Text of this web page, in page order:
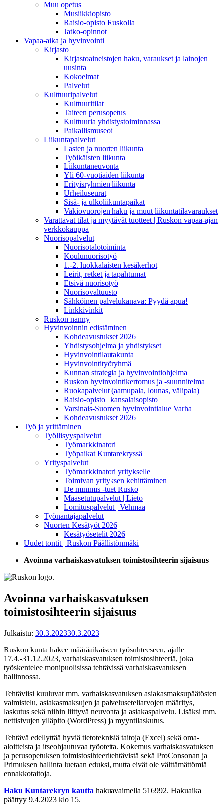
Muu opetus
Musiikkiopisto
Raisio-opisto Ruskolla
Jatko-opinnot
Vapaa-aika ja hyvinvointi
Kirjasto
Kirjastoaineistojen haku, varaukset ja lainojen
uusinta
Kokoelmat
Palvelut
Kulttuuripalvelut
Kulttuuritilat
Taiteen perusopetus
Kulttuuria yhdistystoiminnassa
Paikallismuseot
Liikuntapalvelut
Lasten ja nuorten liikunta
Työikäisten liikunta
Liikuntaneuvonta
Yli 60-vuotiaiden liikunta
Erityisryhmien liikunta
Urheiluseurat
Sisä- ja ulkoliikuntapaikat
Vakiovuorojen haku ja muut liikuntatilavaraukset
Varattavat tilat ja myytävät tuotteet | Ruskon vapaa-ajan
verkkokauppa
Nuorisopalvelut
Nuorisotalotoiminta
Koulunuorisotyö
1.-2. luokkalaisten kesäkerhot
Leirit, retket ja tapahtumat
Etsivä nuorisotyö
Nuorisovaltuusto
Sähköinen palvelukanava: Pyydä apua!
Linkkivinkit
Ruskon nanny
Hyvinvoinnin edistäminen
Kohdeavustukset 2026
Yhdistysohjelma ja yhdistykset
Hyvinvointilautakunta
Hyvinvointityöryhmä
Kunnan strategia ja hyvinvointiohjelma
Ruskon hyvinvointikertomus ja -suunnitelma
Ruokapalvelut (aamupala, lounas, välipala)
Raisio-opisto | kansalaisopisto
Varsinais-Suomen hyvinvointialue Varha
Kohdeavustukset 2026
Työ ja yrittäminen
Työllisyyspalvelut
Työmarkkinatori
Työpaikat Kuntarekryssä
Yrityspalvelut
Työmarkkinatori yritykselle
Toimivan yrityksen kehittäminen
De minimis -tuet Rusko
Maasetutupalvelut | Lieto
Lomituspalvelut | Vehmaa
Työnantajapalvelut
Nuorten Kesätyöt 2026
Kesätyösetelit 2026
Uudet tontit | Ruskon Päällistönmäki
Avoinna varhaiskasvatuksen toimistosihteerin sijaisuus
Avoinna varhaiskasvatuksen
toimistosihteerin sijaisuus
Julkaistu: 30.3.202330.3.2023
Ruskon kunta hakee määräaikaiseen työsuhteeseen, ajalle
17.4.-31.12.2023, varhaiskasvatuksen toimistosihteeriä, joka
työskentelee monipuolisissa tehtävissä varhaiskasvatuksen
hallinnossa.
Tehtäviisi kuuluvat mm. varhaiskasvatuksen asiakasmaksupäätösten
valmistelu, asiakasmaksujen ja palveluseteliarvojen määritys,
laskutus sekä niihin liittyvä neuvonta ja asiakaspalvelu. Lisäksi mm.
nettisivujen ylläpito (WordPress) ja myyntilaskutus.
Tehtävä edellyttää hyviä tietoteknisiä taitoja (Excel) sekä oma-
aloitteista ja itseohjautuvaa työotetta. Kokemus varhaiskasvatuksen
ja perusopetuksen toimistosihteeritehtävistä sekä ProConsonan ja
Primuksen hallinta luetaan eduksi, mutta eivät ole välttämättömiä
ennakkotaitoja.
Haku Kuntarekryn kautta hakuavaimella 516992. Hakuaika
päättyy 9.4.2023 klo 15.